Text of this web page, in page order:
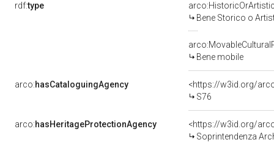
rdf:type
Bene Storico o
Bene mobile
arco:hasCataloguingAgency
<https://w3id.org/
S76
arco:hasHeritageProtectionAgency
<https://w3id.org/
Soprintendenza